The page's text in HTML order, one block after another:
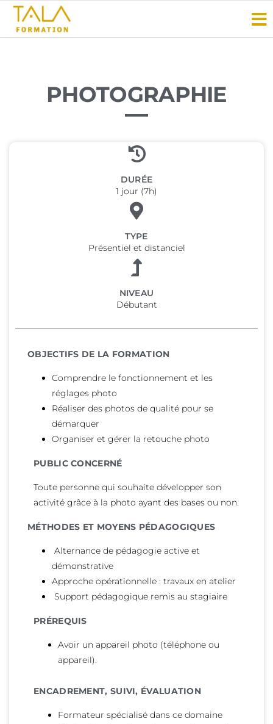
Formation
le
le
savoir
PHOTOGRAPHIE
DURÉE
1 jour (7h)
TYPE
Présentiel et distanciel
NIVEAU
Débutant
OBJECTIFS DE LA FORMATION
Comprendre le fonctionnement et les
réglages photo
Réaliser des photos de qualité pour se
démarquer
Organiser et gérer la retouche photo
PUBLIC CONCERNÉ
Toute personne qui souhaite développer son
activité grâce à la photo ayant des bases ou non.
MÉTHODES ET MOYENS PÉDAGOGIQUES
Alternance de pédagogie active et
démonstrative
Approche opérationnelle : travaux en atelier
Support pédagogique remis au stagiaire
PRÉREQUIS
Avoir un appareil photo (téléphone ou
appareil).
ENCADREMENT, SUIVI, ÉVALUATION
Formateur spécialisé dans ce domaine